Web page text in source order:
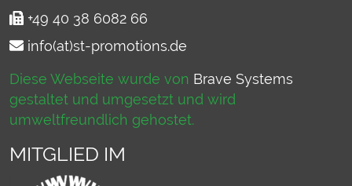
+49 40 38 6082 66
info(at)st-promotions.de
Diese Webseite wurde von Brave Systems
gestaltet und umgesetzt und wird
umweltfreundlich gehostet.
MITGLIED IM